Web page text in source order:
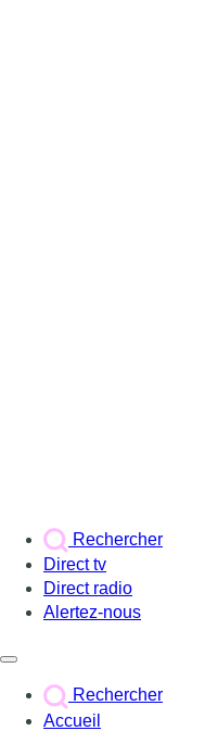
Rechercher
Direct tv
Direct radio
Alertez-nous
Rechercher
Accueil